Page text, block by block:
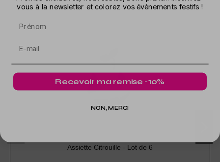
Assiette Citrouille - Lot de 6
vous à la newsletter et colorez vos évènements festifs !
Recevoir ma remise -10%
NON, MERCI